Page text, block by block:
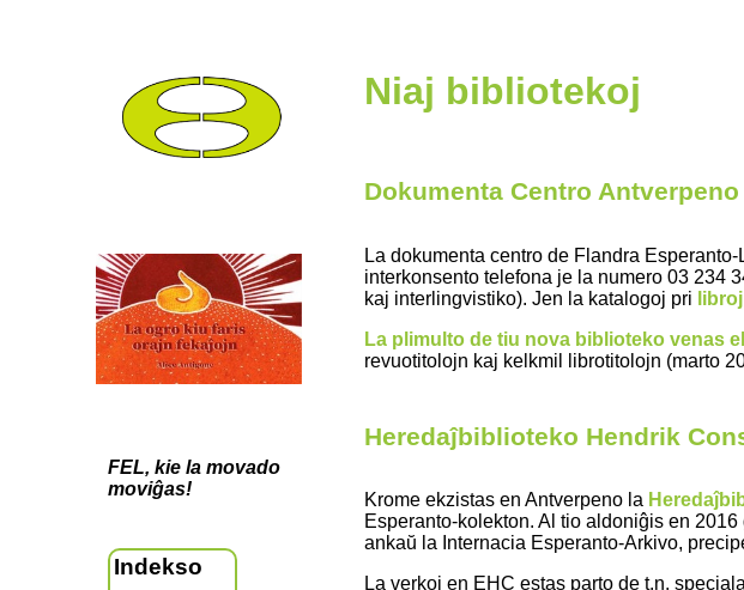
FEL, kie la movado
moviĝas!
Indekso
Niaj bibliotekoj
Dokumenta Centro Antverpeno
La dokumenta centro de Flandra
interkonsento telefona je la numero 03 234
kaj interlingvistiko). Jen la katalogoj pri libroj
La plimulto de tiu nova biblioteko venas
revuotitolojn kaj kelkmil librotitolojn (marto
Heredaĵbiblioteko Hendrik
Krome ekzistas en Antverpeno la
Esperanto-kolekton. Al tio aldoniĝis en
ankaŭ la Internacia Esperanto-Arkivo,
La verkoj en EHC estas parto de t.n.